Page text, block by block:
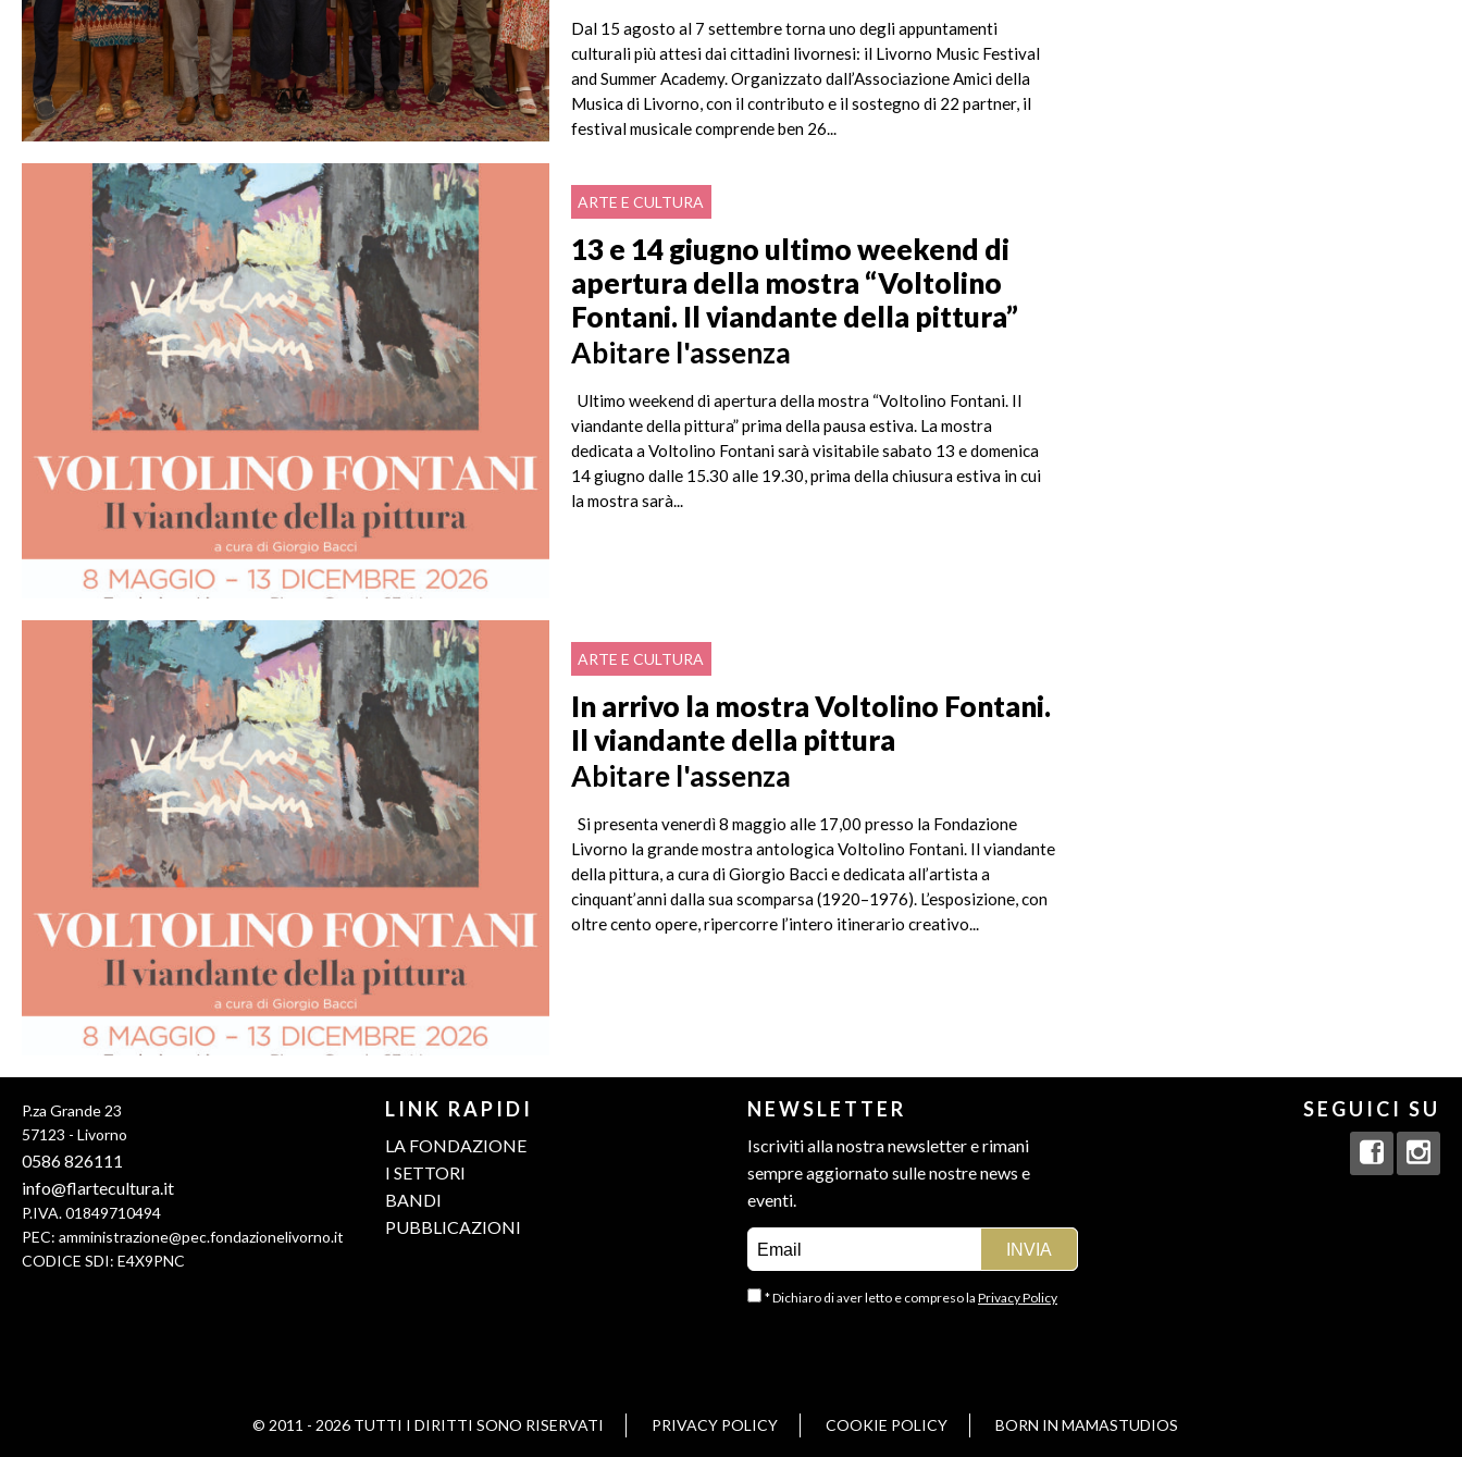
Dal 15 agosto al 7 settembre torna uno degli appuntamenti
culturali più attesi dai cittadini livornesi: il Livorno Music Festival
and Summer Academy. Organizzato dall’Associazione Amici della
Musica di Livorno, con il contributo e il sostegno di 22 partner, il
festival musicale comprende ben 26...
ARTE E CULTURA
13 e 14 giugno ultimo weekend di
apertura della mostra “Voltolino
Fontani. Il viandante della pittura”
Abitare l'assenza
Ultimo weekend di apertura della mostra “Voltolino Fontani. Il
viandante della pittura” prima della pausa estiva. La mostra
dedicata a Voltolino Fontani sarà visitabile sabato 13 e domenica
14 giugno dalle 15.30 alle 19.30, prima della chiusura estiva in cui
la mostra sarà...
ARTE E CULTURA
In arrivo la mostra Voltolino Fontani.
Il viandante della pittura
Abitare l'assenza
Si presenta venerdì 8 maggio alle 17,00 presso la Fondazione
Livorno la grande mostra antologica Voltolino Fontani. Il viandante
della pittura, a cura di Giorgio Bacci e dedicata all’artista a
cinquant’anni dalla sua scomparsa (1920–1976). L’esposizione, con
oltre cento opere, ripercorre l’intero itinerario creativo...
P.za Grande 23
57123 - Livorno
0586 826111
info@flartecultura.it
P.IVA. 01849710494
PEC: amministrazione@pec.fondazionelivorno.it
CODICE SDI: E4X9PNC
LINK RAPIDI
LA FONDAZIONE
I SETTORI
BANDI
PUBBLICAZIONI
NEWSLETTER
Iscriviti alla nostra newsletter e rimani
sempre aggiornato sulle nostre news e
eventi.
* Dichiaro di aver letto e compreso la Privacy Policy
SEGUICI SU
© 2011 - 2026 TUTTI I DIRITTI SONO RISERVATI PRIVACY POLICY COOKIE POLICY BORN IN MAMASTUDIOS
PBN